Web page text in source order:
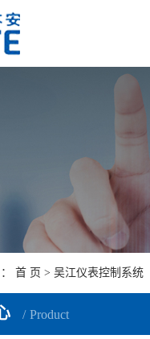
首 页 > 吴江仪表控制系统
Product